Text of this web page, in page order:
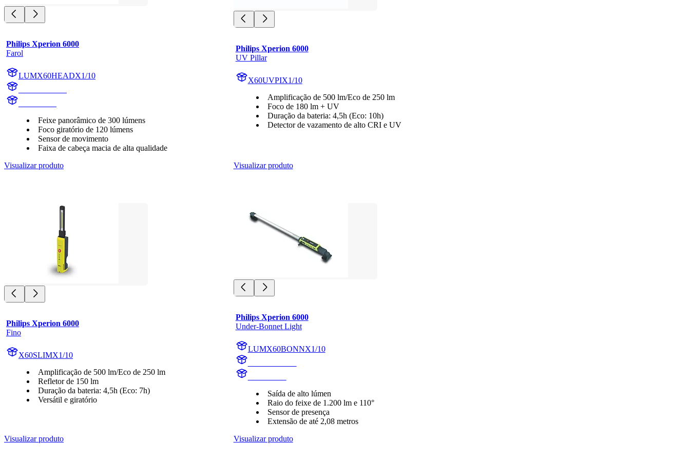
Philips Xperion 6000
Farol
LUMX60HEADX1/10
Feixe panorâmico de 300 lúmens
Foco giratório de 120 lúmens
Sensor de movimento
Faixa de cabeça macia de alta qualidade
Visualizar produto
Philips Xperion 6000
UV Pillar
X60UVPIX1/10
Amplificação de 500 lm/Eco de 250 lm
Foco de 180 lm + UV
Duração da bateria: 4,5h (Eco: 10h)
Detector de vazamento de alto CRI e UV
Visualizar produto
Philips Xperion 6000
Fino
X60SLIMX1/10
Amplificação de 500 lm/Eco de 250 lm
Refletor de 150 lm
Duração da bateria: 4,5h (Eco: 7h)
Versátil e giratório
Visualizar produto
Philips Xperion 6000
Under-Bonnet Light
LUMX60BONNX1/10
Saída de alto lúmen
Raio do feixe de 1.200­ lm e 110°
Sensor de presença
Extensão de até 2,08 metros
Visualizar produto